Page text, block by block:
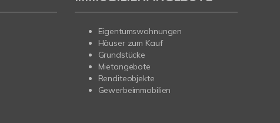
Eigentumswohnungen
Häuser zum Kauf
Grundstücke
Mietangebote
Renditeobjekte
Gewerbeimmobilien